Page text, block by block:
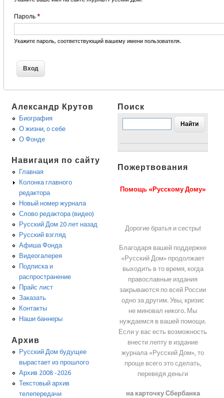
Пароль *
Укажите пароль, соответствующий вашему имени пользователя.
Александр Крутов
Биография
О жизни, о себе
О Фонде
Навигация по сайту
Главная
Колонка главного
редактора
Новый номер журнала
Слово редактора (видео)
Русский Дом 20 лет назад
Русский взгляд
Афиша Фонда
Видеогалерея
Подписка и
распространение
Прайс лист
Заказать
Контакты
Наши баннеры
Архив
Русский Дом будущее
вырастает из прошлого
Архив 2008 -2026
Текстовый архив
телепередачи
Поиск
Пожертвования
Помощь «Русскому Дому»
Дорогие братья и сестры!
Благодаря вашей поддержке
«Русский Дом» продолжает
выходить в то время, когда
православные издания
закрываются по всей России
одно за другим. Увы, кризис
не миновал никого. Мы
нуждаемся в вашей помощи.
Если у вас есть возможность
внести лепту в издание
журнала «Русский Дом», то
проще всего это сделать,
переведя деньги
на карточку Сбербанка